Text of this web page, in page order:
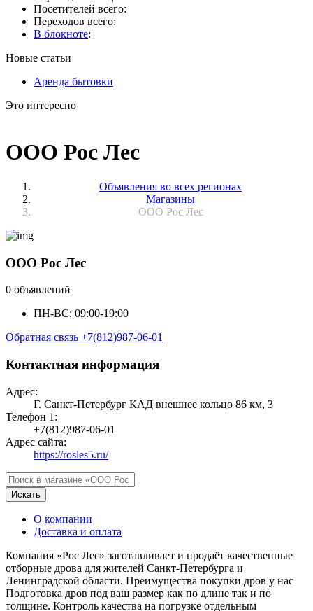
Посетителей всего:
Переходов всего:
В блокноте:
Новые статьи
Аренда бытовки
Это интересно
ООО Рос Лес
Объявления во всех регионах
Магазины
ООО Рос Лес
ООО Рос Лес
0 объявлений
ПН-ВС: 09:00-19:00
Обратная связь +7(812)987-06-01
Контактная информация
Адрес:
Г. Санкт-Петербург КАД внешнее кольцо 86 км, 3
Телефон 1:
+7(812)987-06-01
Адрес сайта:
https://rosles5.ru/
Искать
О компании
Доставка и оплата
Компания «Рос Лес» заготавливает и продаёт качественные
отборные дрова для жителей Санкт-Петербурга и
Ленинградской области. Преимущества покупки дров у нас
Подготовка дров под ваш размер как по длине так и по
толщине. Контроль качества на погрузке отдельным